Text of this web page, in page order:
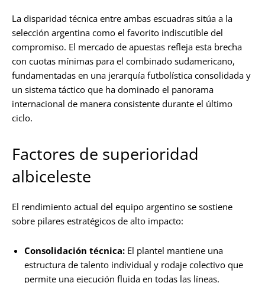
La disparidad técnica entre ambas escuadras sitúa a la
selección argentina como el favorito indiscutible del
compromiso. El mercado de apuestas refleja esta brecha
con cuotas mínimas para el combinado sudamericano,
fundamentadas en una jerarquía futbolística consolidada y
un sistema táctico que ha dominado el panorama
internacional de manera consistente durante el último
ciclo.
Factores de superioridad
albiceleste
El rendimiento actual del equipo argentino se sostiene
sobre pilares estratégicos de alto impacto:
Consolidación técnica: El plantel mantiene una
estructura de talento individual y rodaje colectivo que
permite una ejecución fluida en todas las líneas.